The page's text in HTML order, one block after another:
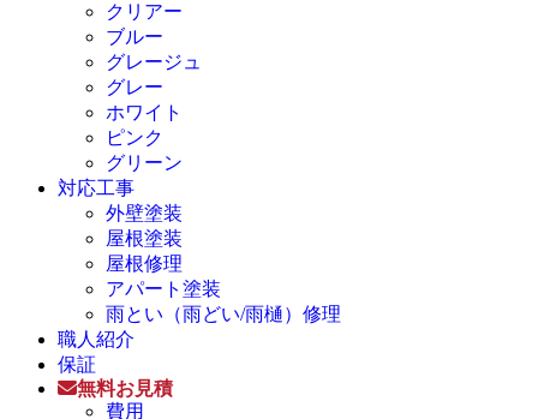
クリアー
ブルー
グレージュ
グレー
ホワイト
ピンク
グリーン
対応工事
外壁塗装
屋根塗装
屋根修理
アパート塗装
雨とい（雨どい/雨樋）修理
職人紹介
保証
無料お見積
費用